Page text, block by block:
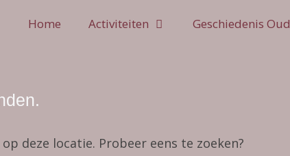
Home Activiteiten Geschiedenis
deze locatie. Probeer eens te zoeken?